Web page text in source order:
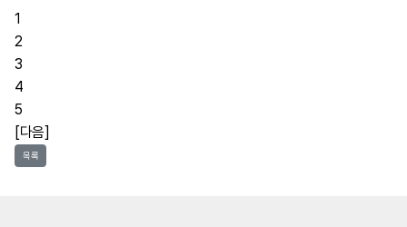
1
2
3
4
5
[다음]
목록